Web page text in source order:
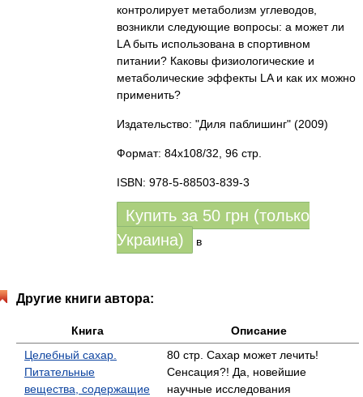
контролирует метаболизм углеводов,
возникли следующие вопросы: а может ли
LA быть использована в спортивном
питании? Каковы физиологические и
метаболические эффекты LA и как их можно
применить?
Издательство: "Диля паблишинг" (2009)
Формат: 84x108/32, 96 стр.
ISBN: 978-5-88503-839-3
Купить за 50 грн (только
Украина)
в
Другие книги автора:
Книга
Описание
Целебный сахар.
Питательные
вещества, содержащие
80 стр. Сахар может лечить!
Сенсация?! Да, новейшие
научные исследования